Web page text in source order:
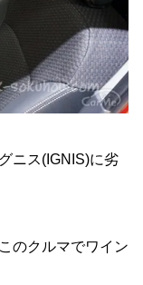
ニス(IGNIS)に劣
のクルマでワイン